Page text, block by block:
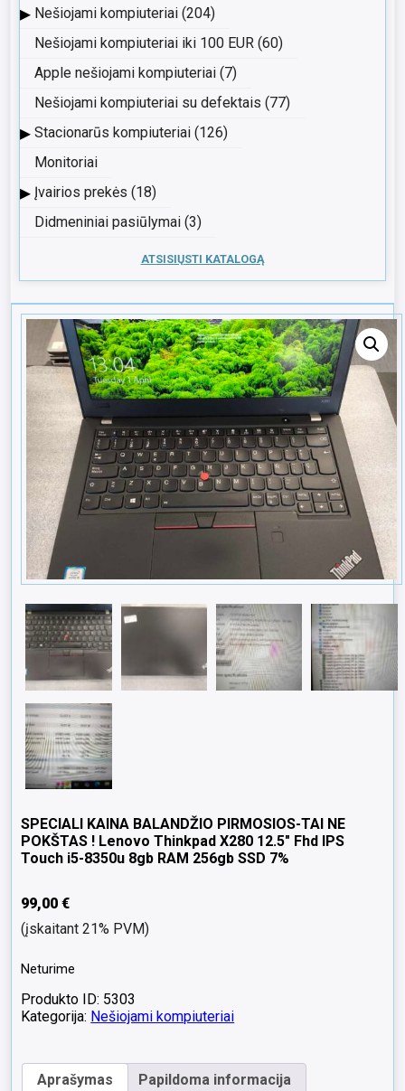
▸ Nešiojami kompiuteriai (204)
Nešiojami kompiuteriai iki 100 EUR (60)
Apple nešiojami kompiuteriai (7)
Nešiojami kompiuteriai su defektais (77)
▸ Stacionarūs kompiuteriai (126)
Monitoriai
▸ Įvairios prekės (18)
Didmeniniai pasiūlymai (3)
ATSISIŲSTI KATALOGĄ
SPECIALI KAINA BALANDŽIO PIRMOSIOS-TAI NE
POKŠTAS ! Lenovo Thinkpad X280 12.5″ Fhd IPS
Touch i5-8350u 8gb RAM 256gb SSD 7%
99,00€
(įskaitant 21% PVM)
Neturime
Produkto ID: 5303
Kategorija: Nešiojami kompiuteriai
Aprašymas Papildoma informacija